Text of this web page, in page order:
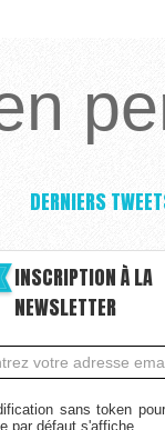
DERNIERS
INSCRIPTION À LA
NEWSLETTER
sans token
par défaut s'affiche